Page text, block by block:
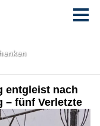
entgleist nach
– fünf Verletzte